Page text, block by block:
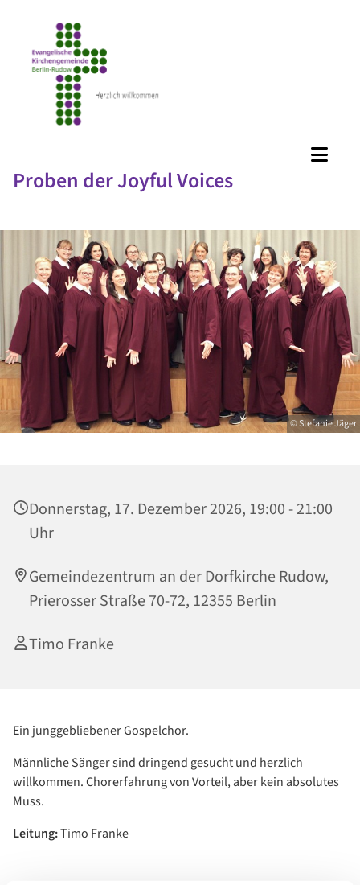
Proben der Joyful Voices
© Stefanie Jäger
Donnerstag, 17. Dezember 2026, 19:00 - 21:00
Uhr
Gemeindezentrum an der Dorfkirche Rudow,
Prierosser Straße 70-72, 12355 Berlin
Timo Franke
Ein junggebliebener Gospelchor.
Männliche Sänger sind dringend gesucht und herzlich
willkommen. Chorerfahrung von Vorteil, aber kein absolutes
Muss.
Leitung:Timo Franke